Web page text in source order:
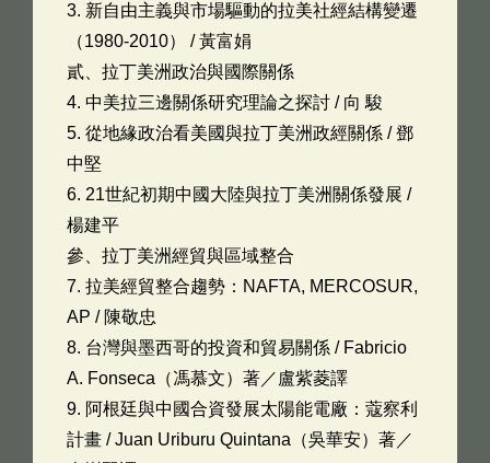
3. 新自由主義與市場驅動的拉美社經結構變遷
（1980-2010） / 黃富娟
貳、拉丁美洲政治與國際關係
4. 中美拉三邊關係研究理論之探討 / 向 駿
5. 從地緣政治看美國與拉丁美洲政經關係 / 鄧
中堅
6. 21世紀初期中國大陸與拉丁美洲關係發展 /
楊建平
參、拉丁美洲經貿與區域整合
7. 拉美經貿整合趨勢：NAFTA, MERCOSUR,
AP / 陳敬忠
8. 台灣與墨西哥的投資和貿易關係 / Fabricio
A. Fonseca（馮慕文）著／盧紫菱譯
9. 阿根廷與中國合資發展太陽能電廠：蔻察利
計畫 / Juan Uriburu Quintana（吳華安）著／